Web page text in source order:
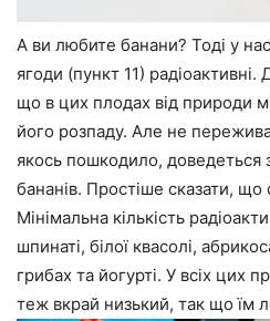
А ви любите банани? Тоді у
ягоди (пункт 11)
що в цих плодах від природи
його розпаду. Але не
якось пошкодило, доведеться
бананів. Простіше сказати,
Мінімальна кількість
шпинаті, білої квасолі,
грибах та йогурті. У всіх цих
теж вкрай низький, так що їм